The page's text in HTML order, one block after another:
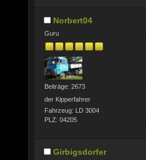
Norbert04
Guru
Beiträge: 2673
der Kipperfahrer
Fahrzeug: LD 3004
PLZ: 04205
Girbigsdorfer